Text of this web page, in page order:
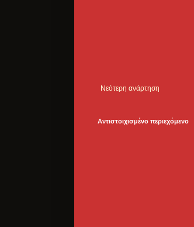
Νεότερη ανάρτηση
Αντιστοιχισμένο περιεχόμενο